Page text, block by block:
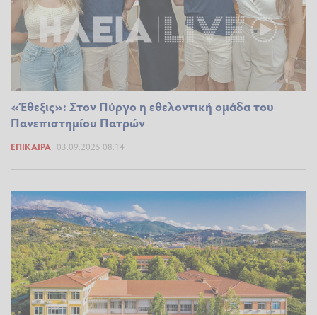
«Έθεξις»: Στον Πύργο η εθελοντική ομάδα του
Πανεπιστημίου Πατρών
ΕΠΊΚΑΙΡΑ 03.09.2025 08:14